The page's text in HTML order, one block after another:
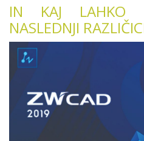
IN KAJ LAHKO
NASLEDNJI